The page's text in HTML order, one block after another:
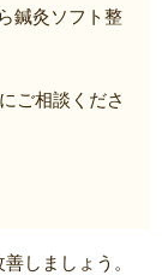
鍼灸ソフト整
ご相談くださ
しましょう。